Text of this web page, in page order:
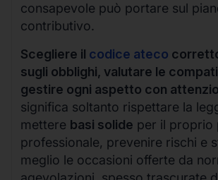
consapevole può portare sul
contributivo.
Scegliere il codice ateco
sugli obblighi, valutare le
gestire ogni aspetto con
significa soltanto rispettare la
mettere basi solide per il proprio
professionale, prevenire rischi e
meglio le occasioni offerte da